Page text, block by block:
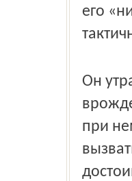
его
Он
при